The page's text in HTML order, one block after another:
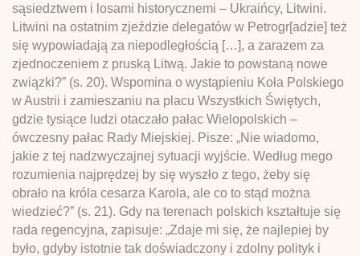
sąsiedztwem i losami historycznemi – Ukraińcy, Litwini.
Litwini na ostatnim zjeździe delegatów w Petrogr[adzie] też
się wypowiadają za niepodległością […], a zarazem za
zjednoczeniem z pruską Litwą. Jakie to powstaną nowe
związki?” (s. 20). Wspomina o wystąpieniu Koła Polskiego
w Austrii i zamieszaniu na placu Wszystkich Świętych,
gdzie tysiące ludzi otaczało pałac Wielopolskich –
ówczesny pałac Rady Miejskiej. Pisze: „Nie wiadomo,
jakie z tej nadzwyczajnej sytuacji wyjście. Według mego
rozumienia najprędzej by się wyszło z tego, żeby się
obrało na króla cesarza Karola, ale co to stąd można
wiedzieć?” (s. 21). Gdy na terenach polskich kształtuje się
rada regencyjna, zapisuje: „Zdaje mi się, że najlepiej by
było, gdyby istotnie tak doświadczony i zdolny polityk i